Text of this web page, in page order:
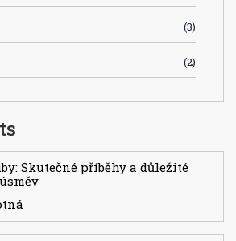
(3)
(2)
Skutečné příběhy a důležité